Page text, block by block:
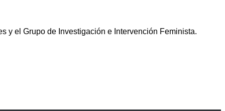
y el Grupo de Investigación e Intervención Feminista.